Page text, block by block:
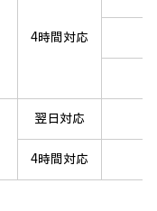
4時間対応
翌日対応
4時間対応